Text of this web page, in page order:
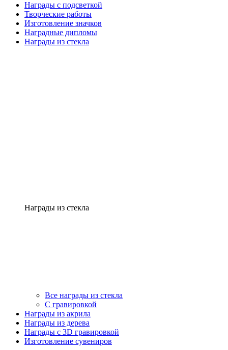
Награды с подсветкой
Творческие работы
Изготовление значков
Наградные дипломы
Награды из стекла
Награды из стекла
Все награды из стекла
С гравировкой
Награды из акрила
Награды из дерева
Награды с 3D гравировкой
Изготовление сувениров